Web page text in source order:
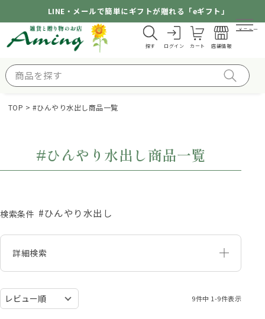
LINE・メールで簡単にギフトが贈れる「eギフト」
探す ログイン カート 店舗情報
メニュー
TOP #ひんやり水出し商品一覧
#ひんやり水出し商品一覧
検索条件 #ひんやり水出し
詳細検索
9件中 1-9件表示